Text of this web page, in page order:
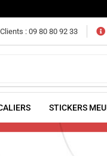
: 09 80 80 92 33
STICKERS